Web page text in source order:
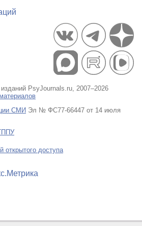
PsyJournals.ru, 2007–2026
СМИ Эл № ФС77-66447 от 14 июля
открытого доступа